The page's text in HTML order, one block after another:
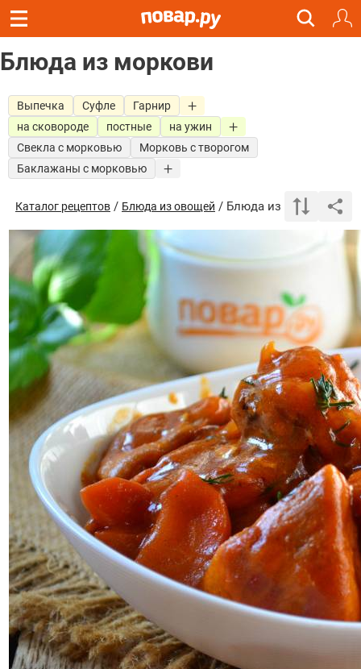
Блюда из моркови
Выпечка Суфле
Гарнир
на сковороде
постные
на ужин
Свекла с морковью
Морковь с творогом
Баклажаны с морковью
Каталог рецептов / Блюда из овощей / Блюда из моркови